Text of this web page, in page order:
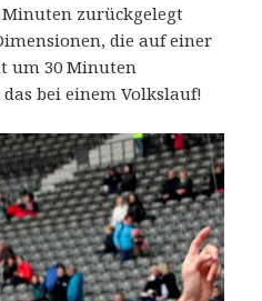
Minuten zurückgelegt
die auf einer
um 30 Minuten
bei einem Volkslauf!